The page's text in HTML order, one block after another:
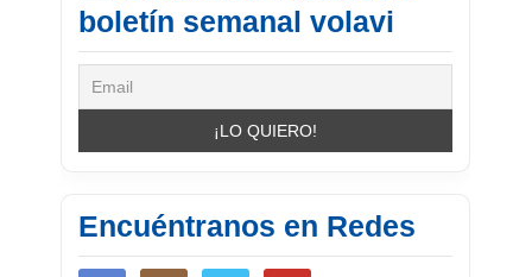
boletín semanal volavi
Encuéntranos en Redes